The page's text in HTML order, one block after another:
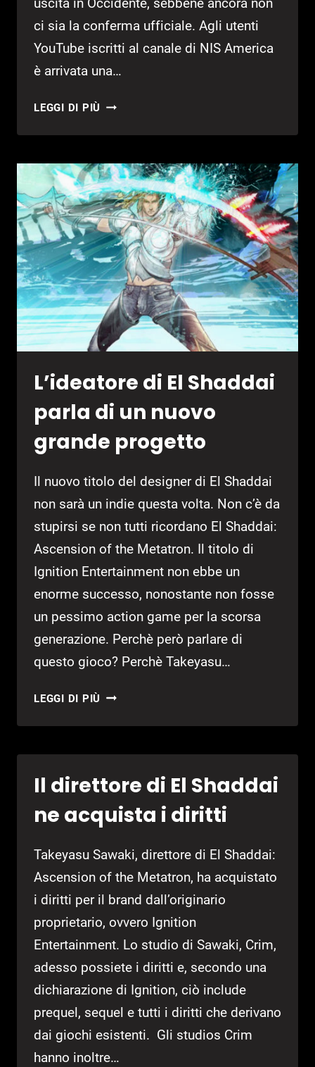
ci sia la conferma ufficiale. Agli utenti
YouTube iscritti al canale di NIS America
è arrivata una…
LEGGI DI PIÙ THE
CHILD
ARRIVERÀ
IN
OCCIDENTE
L’ideatore di El Shaddai
parla di un nuovo
grande progetto
Il nuovo titolo del designer di El Shaddai
non sarà un indie questa volta. Non c’è da
stupirsi se non tutti ricordano El Shaddai:
Ascension of the Metatron. Il titolo di
Ignition Entertainment non ebbe un
enorme successo, nonostante non fosse
un pessimo action game per la scorsa
generazione. Perchè però parlare di
questo gioco? Perchè Takeyasu…
LEGGI DI PIÙ L’IDEATORE
EL
DI
NUOVO
PROGETTO
Il direttore di El Shaddai
ne acquista i diritti
Takeyasu Sawaki, direttore di El Shaddai:
Ascension of the Metatron, ha acquistato
i diritti per il brand dall’originario
proprietario, ovvero Ignition
Entertainment. Lo studio di Sawaki, Crim,
adesso possiete i diritti e, secondo una
dichiarazione di Ignition, ciò include
prequel, sequel e tutti i diritti che derivano
dai giochi esistenti. Gli studios Crim
hanno inoltre…